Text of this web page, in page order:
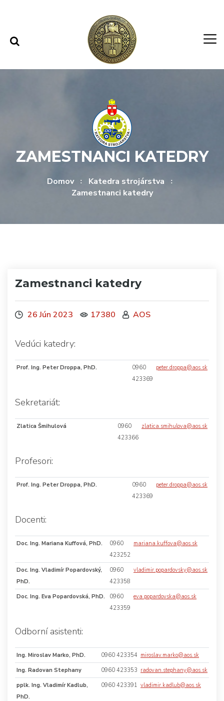
ZAMESTNANCI KATEDRY
Domov
Katedra strojárstva
Zamestnanci katedry
Zamestnanci katedry
26 Jún 2023 17380 AOS
Vedúci katedry:
Prof. Ing. Peter Droppa, PhD.
0960
423369
peter.droppa@aos.sk
Sekretariát:
Zlatica Šmihulová
0960
423366
zlatica.smihulova@aos.sk
Profesori:
Prof. Ing. Peter Droppa, PhD.
0960
423369
peter.droppa@aos.sk
Docenti:
Doc. Ing. Mariana Kuffová, PhD.
0960
423252
mariana.kuffova@aos.sk
Doc. Ing. Vladimír Popardovský,
PhD.
0960
423358
vladimir.popardovsky@aos.sk
Doc. Ing. Eva Popardovská, PhD.
0960
423359
eva.popardovska@aos.sk
Odborní asistenti:
Ing. Miroslav Marko, PhD. 0960 423354 miroslav.marko@aos.sk
Ing. Radovan Stephany
0960 423353 radovan.stephany@aos.sk
pplk. Ing. Vladimír Kadlub,
PhD.
0960 423391 vladimir.kadlub@aos.sk